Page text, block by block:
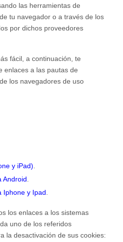
las herramientas de
tu navegador o a través de los
por dichos proveedores
fácil, a continuación, te
enlaces a las pautas de
los navegadores de uso
y iPad)
Android
Iphone y Ipad
los enlaces a los sistemas
uno de los referidos
la desactivación de sus cookies: